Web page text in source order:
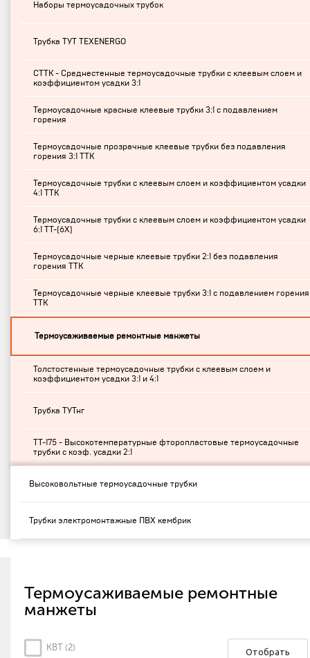
Наборы термоусадочных трубок
Трубка ТУТ TEXENERGO
СТТК - Среднестенные термоусадочные трубки с клеевым слоем и
коэффициентом усадки 3:1
Термоусадочные красные клеевые трубки 3:1 с подавлением
горения
Термоусадочные прозрачные клеевые трубки без подавления
горения 3:1 ТТК
Термоусадочные трубки с клеевым слоем и коэффициентом усадки
4:1 ТТК
Термоусадочные трубки с клеевым слоем и коэффициентом усадки
6:1 ТТ-(6Х)
Термоусадочные черные клеевые трубки 2:1 без подавления
горения ТТК
Термоусадочные черные клеевые трубки 3:1 с подавлением горения
ТТК
Термоусаживаемые ремонтные манжеты
Толстостенные термоусадочные трубки с клеевым слоем и
коэффициентом усадки 3:1 и 4:1
Трубка ТУТнг
ТТ-175 - Высокотемпературные фторопластовые термоусадочные
трубки с коэф. усадки 2:1
Высоковольтные термоусадочные трубки
Трубки электромонтажные ПВХ кембрик
Термоусаживаемые ремонтные
манжеты
Отобрать
КВТ (2)